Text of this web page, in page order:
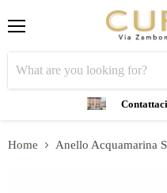
Home Anello Acquamarina